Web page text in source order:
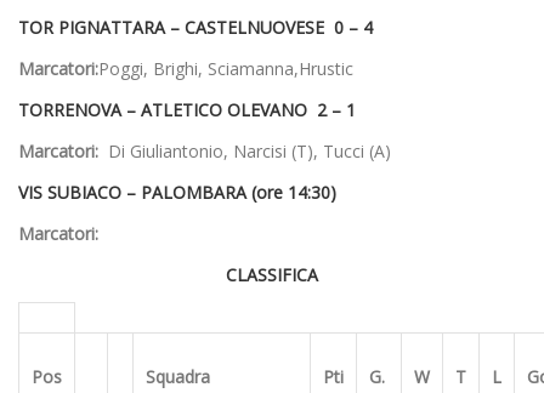
TOR PIGNATTARA – CASTELNUOVESE 0 – 4
Marcatori:Poggi, Brighi, Sciamanna,Hrustic
TORRENOVA – ATLETICO OLEVANO 2 – 1
Marcatori: Di Giuliantonio, Narcisi (T), Tucci (A)
VIS SUBIACO – PALOMBARA (ore 14:30)
Marcatori:
CLASSIFICA
Pos Squadra Pti G. W T L